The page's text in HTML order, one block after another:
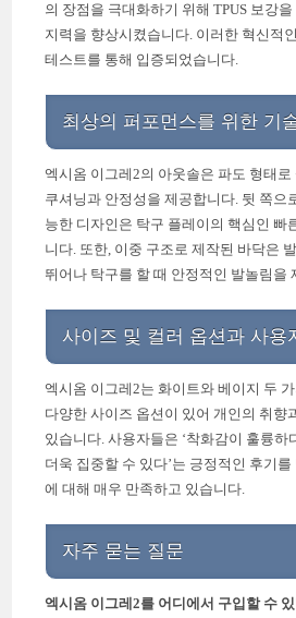
의 장점을 극대화하기 위해 TPUS 보강
지력을 향상시켰습니다. 이러한 혁신적
테스트를 통해 입증되었습니다.
최상의 퍼포먼스를 위한 기
엑시옴 이그레2의 아웃솔은 파도 형태
쿠셔닝과 안정성을 제공합니다. 뒷 쪽으
능한 디자인은 탁구 플레이의 핵심인 빠
니다. 또한, 이중 구조로 제작된 바닥은
뛰어나 탁구를 할 때 안정적인 발놀림을
사이즈 및 컬러 옵션과 사용
엑시옴 이그레2는 화이트와 베이지 두
다양한 사이즈 옵션이 있어 개인의 취향
있습니다. 사용자들은 ‘착화감이 훌륭하
더욱 집중할 수 있다’는 긍정적인 후기
에 대해 매우 만족하고 있습니다.
자주 묻는 질문
엑시옴 이그레2를 어디에서 구입할 수